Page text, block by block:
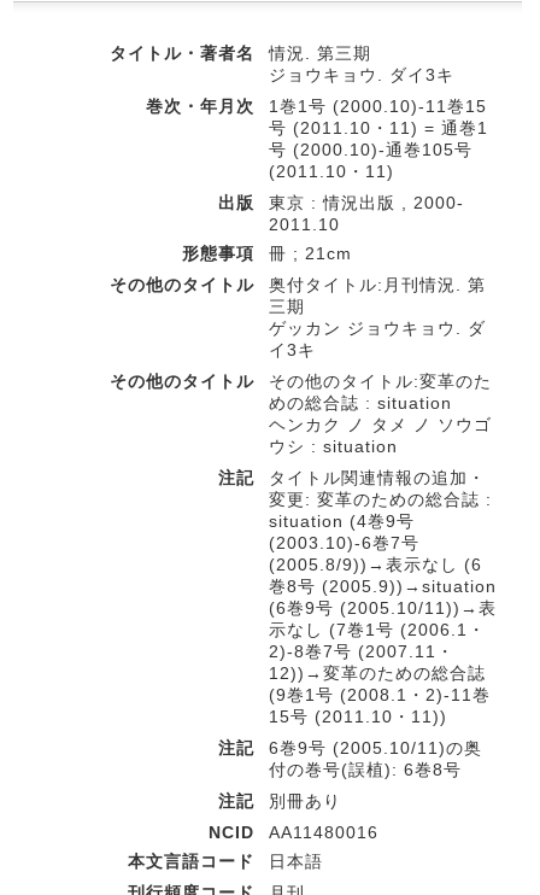
タイトル・著者名
情況. 第三期
ジョウキョウ. ダイ3キ
巻次・年月次
1巻1号 (2000.10)-11巻15
号 (2011.10・11) = 通巻1
号 (2000.10)-通巻105号
(2011.10・11)
出版
東京 : 情況出版 , 2000-
2011.10
形態事項
冊 ; 21cm
その他のタイトル
奥付タイトル:月刊情況. 第
三期
ゲッカン ジョウキョウ. ダ
イ3キ
その他のタイトル
その他のタイトル:変革のた
めの総合誌 : situation
ヘンカク ノ タメ ノ ソウゴ
ウシ : situation
注記
タイトル関連情報の追加・
変更: 変革のための総合誌 :
situation (4巻9号
(2003.10)-6巻7号
(2005.8/9))→表示なし (6
巻8号 (2005.9))→situation
(6巻9号 (2005.10/11))→表
示なし (7巻1号 (2006.1・
2)-8巻7号 (2007.11・
12))→変革のための総合誌
(9巻1号 (2008.1・2)-11巻
15号 (2011.10・11))
注記
6巻9号 (2005.10/11)の奥
付の巻号(誤植): 6巻8号
注記
別冊あり
NCID
AA11480016
本文言語コード
日本語